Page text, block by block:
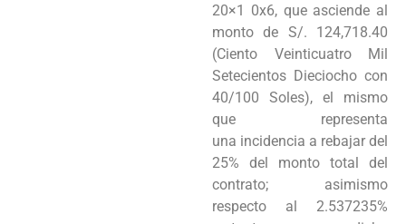
20×1 0x6, que asciende al
monto de S/. 124,718.40
(Ciento Veinticuatro Mil
Setecientos Dieciocho con
40/100 Soles), el mismo
que representa
una incidencia a rebajar del
25% del monto total del
contrato; asimismo
respecto al 2.537235%